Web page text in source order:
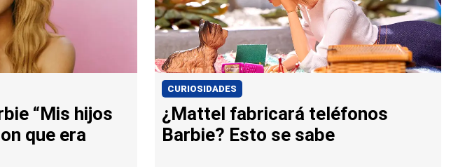
“Mis hijos
que era
CURIOSIDADES
¿Mattel fabricará teléfonos
Barbie? Esto se sabe